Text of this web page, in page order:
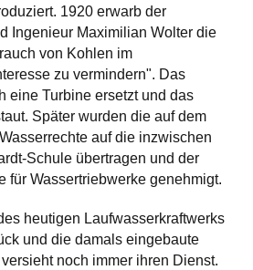
1920 erwarb der
Ingenieur Maximilian Wolter die
von Kohlen im
zu vermindern". Das
eine Turbine ersetzt und das
Später wurden die auf dem
auf die inzwischen
Schule übertragen und der
für Wassertriebwerke genehmigt.
heutigen Laufwasserkraftwerks
und die damals eingebaute
noch immer ihren Dienst.